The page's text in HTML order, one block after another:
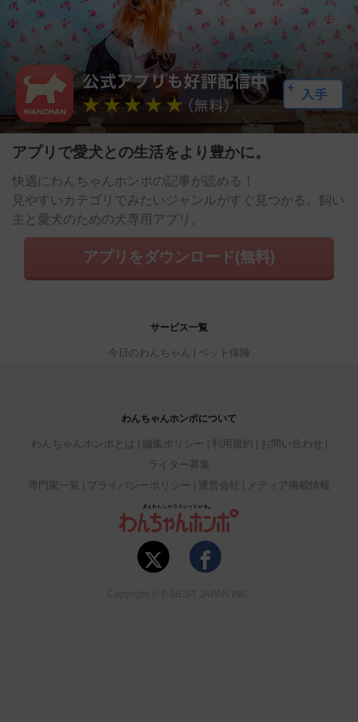
アプリで愛犬との生活をより豊かに。
快適にわんちゃんホンポの記事が読める！
見やすいカテゴリでみたいジャンルがすぐ見つかる。飼い
主と愛犬のための犬専用アプリ。
アプリをダウンロード(無料)
サービス一覧
今日のわんちゃん ペット保険
わんちゃんホンポについて
わんちゃんホンポとは 編集ポリシー 利用規約
お問い合わせ
ライター募集
専門家一覧
プライバシーポリシー 運営会社 メディア掲載情報